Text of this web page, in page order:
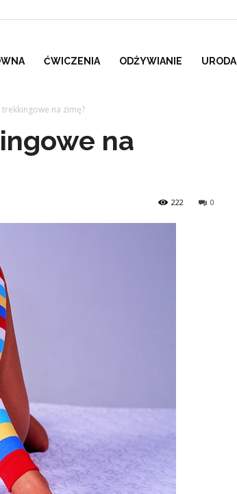
ĆWICZENIA ODŻYWIANIE URODA
trekkingowe na zimę?
na
0
222